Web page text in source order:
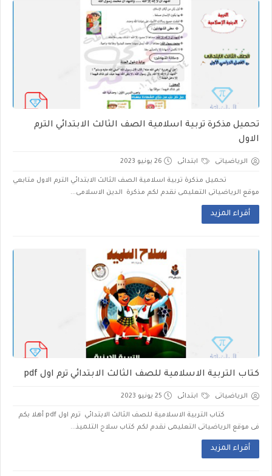
تحميل مذكرة تربية اسلامية الصف الثالث الابتدائي الترم
الاول
الرياضياتى ابتدائى 26 يونيو 2023
تحميل مذكرة تربية اسلامية الصف الثالث الابتدائي الترم الاول متابعي
موقع الرياضياتى التعليمى نقدم لكم مذكرة الدين الاسلامى...
أقراء المزيد
كتاب التربية الاسلامية للصف الثالث الابتدائي ترم اول pdf
الرياضياتى ابتدائى 25 يونيو 2023
كتاب التربية الاسلامية للصف الثالث الابتدائي ترم اول pdf أهلا بكم
فى موقع الرياضياتى التعليمى نقدم لكم كتاب سلاح التلميذ...
أقراء المزيد